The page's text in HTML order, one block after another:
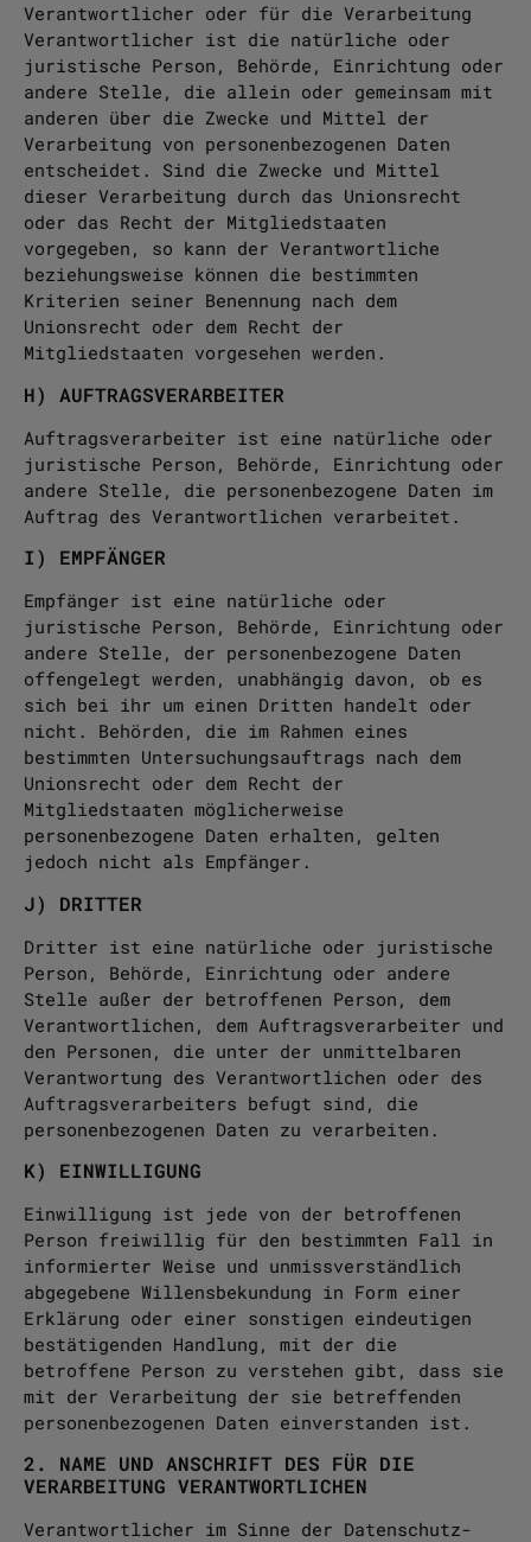
Verantwortlicher oder für die Verarbeitung
Verantwortlicher ist die natürliche oder
juristische Person, Behörde, Einrichtung oder
andere Stelle, die allein oder gemeinsam mit
anderen über die Zwecke und Mittel der
Verarbeitung von personenbezogenen Daten
entscheidet. Sind die Zwecke und Mittel
dieser Verarbeitung durch das Unionsrecht
oder das Recht der Mitgliedstaaten
vorgegeben, so kann der Verantwortliche
beziehungsweise können die bestimmten
Kriterien seiner Benennung nach dem
Unionsrecht oder dem Recht der
Mitgliedstaaten vorgesehen werden.
H) AUFTRAGSVERARBEITER
Auftragsverarbeiter ist eine natürliche oder
juristische Person, Behörde, Einrichtung oder
andere Stelle, die personenbezogene Daten im
Auftrag des Verantwortlichen verarbeitet.
I) EMPFÄNGER
Empfänger ist eine natürliche oder
juristische Person, Behörde, Einrichtung oder
andere Stelle, der personenbezogene Daten
offengelegt werden, unabhängig davon, ob es
sich bei ihr um einen Dritten handelt oder
nicht. Behörden, die im Rahmen eines
bestimmten Untersuchungsauftrags nach dem
Unionsrecht oder dem Recht der
Mitgliedstaaten möglicherweise
personenbezogene Daten erhalten, gelten
jedoch nicht als Empfänger.
J) DRITTER
Dritter ist eine natürliche oder juristische
Person, Behörde, Einrichtung oder andere
Stelle außer der betroffenen Person, dem
Verantwortlichen, dem Auftragsverarbeiter und
den Personen, die unter der unmittelbaren
Verantwortung des Verantwortlichen oder des
Auftragsverarbeiters befugt sind, die
personenbezogenen Daten zu verarbeiten.
K) EINWILLIGUNG
Einwilligung ist jede von der betroffenen
Person freiwillig für den bestimmten Fall in
informierter Weise und unmissverständlich
abgegebene Willensbekundung in Form einer
Erklärung oder einer sonstigen eindeutigen
bestätigenden Handlung, mit der die
betroffene Person zu verstehen gibt, dass sie
mit der Verarbeitung der sie betreffenden
personenbezogenen Daten einverstanden ist.
2. NAME UND ANSCHRIFT DES FÜR DIE
VERARBEITUNG VERANTWORTLICHEN
Verantwortlicher im Sinne der Datenschutz-